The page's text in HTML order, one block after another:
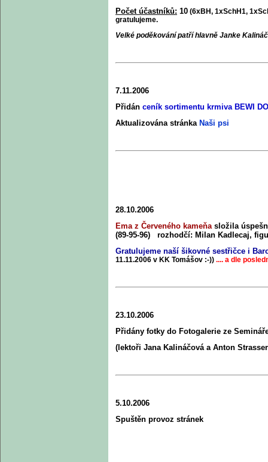
Počet účastníků: 10 (6xBH, 1xSchH1,
gratulujeme.
Velké poděkování patří hlavně Janke
7.11.2006
Přidán ceník sortimentu krmiva BEWI
Aktualizována stránka Naši psi
28.10.2006
Ema z Červeného kameňa složila
(89-95-96) rozhodčí: Milan Kadlecaj,
Gratulujeme naší šikovné sestřičce i
11.11.2006 v KK Tomášov :-)) .... a dle
23.10.2006
Přidány fotky do Fotogalerie ze
(lektoři Jana Kalináčová a Anton
5.10.2006
Spuštěn provoz stránek